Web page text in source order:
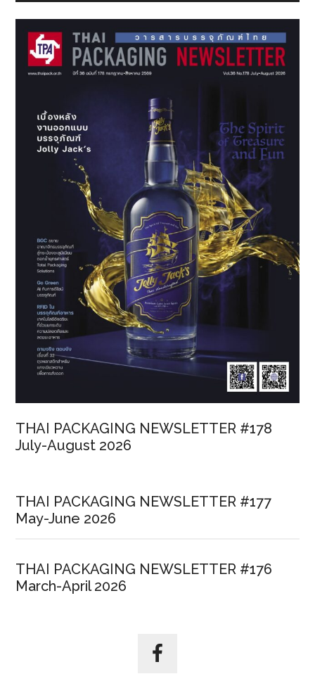
THAI PACKAGING NEWSLETTER #178
July-August 2026
THAI PACKAGING NEWSLETTER #177
May-June 2026
THAI PACKAGING NEWSLETTER #176
March-April 2026